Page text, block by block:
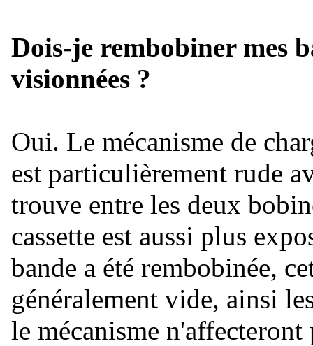
Dois-je rembobiner mes
visionnées ?
Oui. Le mécanisme de
est particulièrement rude
trouve entre les deux
cassette est aussi plus
bande a été rembobinée,
généralement vide, ainsi
le mécanisme